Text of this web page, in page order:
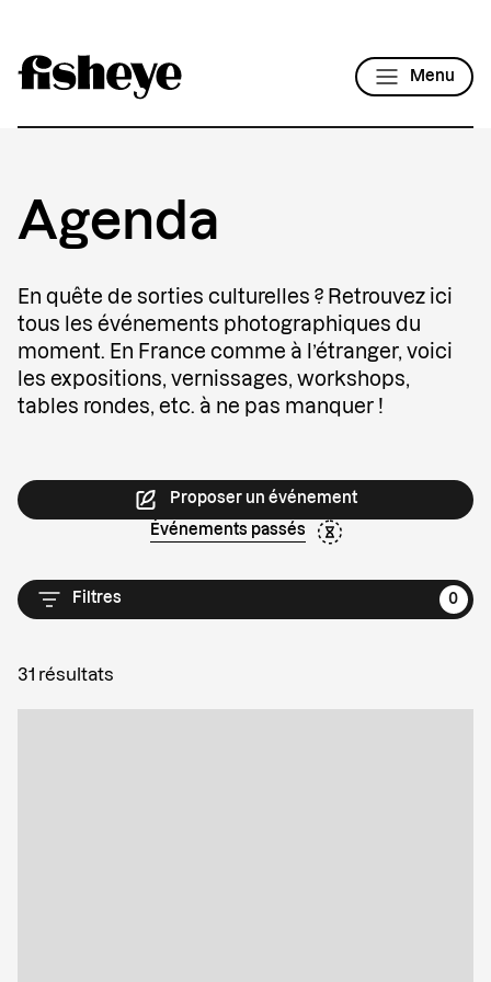
Menu
Agenda
En quête de sorties culturelles ? Retrouvez ici
tous les événements photographiques du
moment. En France comme à l’étranger, voici
les expositions, vernissages, workshops,
tables rondes, etc. à ne pas manquer !
Proposer un événement
Événements passés
Filtres 0
31 résultats